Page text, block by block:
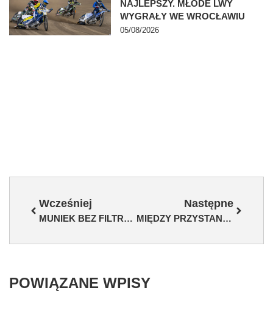
NAJLEPSZY. MŁODE LWY
WYGRAŁY WE WROCŁAWIU
05/08/2026
Wcześniej
MUNIEK BEZ FILTRA – SZCZERZE, GŁOŚNO I PO LUDZKU
Następne
MIĘDZY PRZYSTANKAMI – SPOTKANIE NA FINISAŻU
POWIĄZANE WPISY